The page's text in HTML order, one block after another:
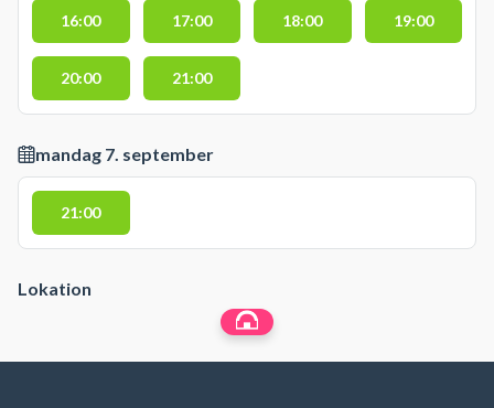
16:00 17:00 18:00 19:00
20:00 21:00
mandag 7. september
21:00
Lokation